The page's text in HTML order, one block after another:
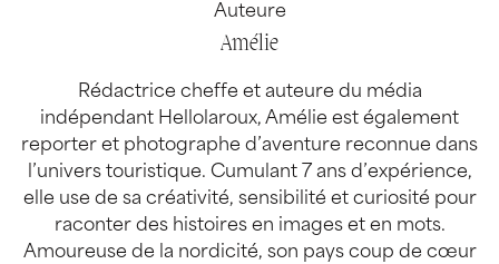
Auteure
Amélie
Rédactrice cheffe et auteure du média
indépendant Hellolaroux, Amélie est également
reporter et photographe d’aventure reconnue dans
l’univers touristique. Cumulant 7 ans d’expérience,
elle use de sa créativité, sensibilité et curiosité pour
raconter des histoires en images et en mots.
Amoureuse de la nordicité, son pays coup de cœur